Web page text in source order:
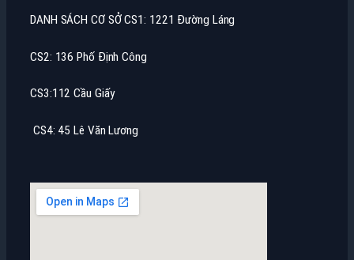
DANH SÁCH CƠ SỞ CS1: 1221 Đường Láng
CS2: 136 Phố Định Công
CS3:112 Cầu Giấy
CS4: 45 Lê Văn Lương